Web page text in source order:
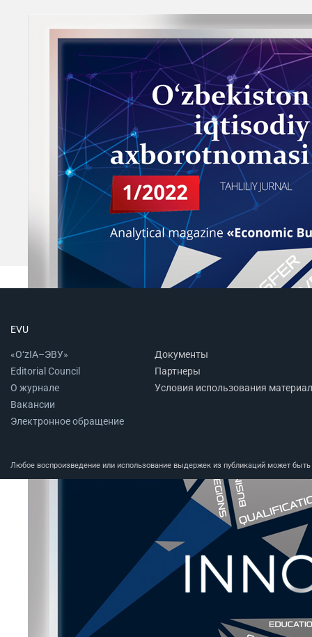
EVU
«O‘zIA–ЭВУ»
Editorial Council
О журнале
Вакансии
Электронное обращение
Документы
Партнеры
Условия использования
Любое воспроизведение или использование выдержек из публикаций может